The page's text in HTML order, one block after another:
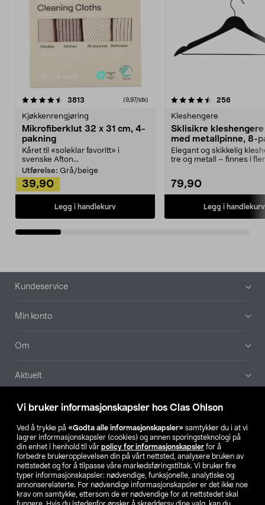
Vi bruker informasjonskapsler hos Clas Ohlson
Ved å trykke på «Godta alle informasjonskapsler» samtykker du i at vi
lagrer informasjonskapsler (cookies) og annen sporingsteknologi på
din enhet i henhold til vår policy for informasjonskapsler for å
forbedre brukeropplevelsen din på vårt nettsted, analysere bruken av
nettstedet og for å tilpasse våre markedsføringstiltak. Vi bruker fire
typer informasjonskapsler: nødvendige, funksjonelle, analytiske og
annonserelaterte. For nødvendige informasjonskapsler er det ikke noe
krav om samtykke, ettersom de er nødvendige for at nettstedet skal
3813 anmeldelser(9,97/stk)
Kjøkkenrengjøring
Mikrofiberklut 32 x 31 cm, 4-
pakning
Kåret til «soleklar favoritt» i
svenske Afton...
Utførelse: Grå/beige
39,90
Legg i handlekurv
4.5av 5 stjerner 256
Kleshengere
Sklisikre
med metallpinne, 8-
Elegant og skikkelig
tre og metall – finnes i
79,90
Legg i handlekurv
4.5av 5 stjerner
Bunntekst
Kundeservice
Min konto
Om
Aktuelt
Våre selskaper
Finn din butikk
SE NO FI